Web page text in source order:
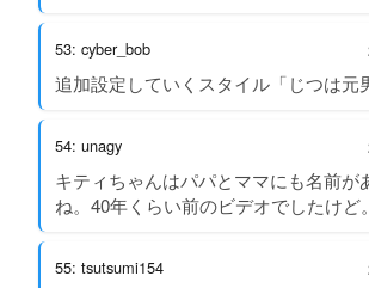
53: cyber_bob
追加設定していくスタイル「じつは元
54: unagy
キティちゃんはパパとママにも名前が
ね。40年くらい前のビデオでしたけど。
55: tsutsumi154